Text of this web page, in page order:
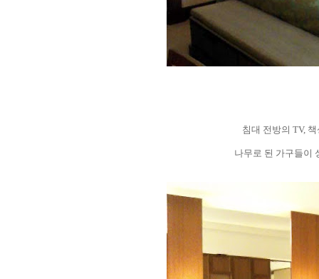
침대 전방의 TV,
나무로 된 가구들이